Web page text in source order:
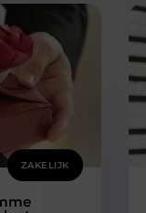
ZAKELIJK